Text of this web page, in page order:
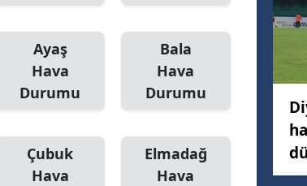
Ayaş
Hava
Durumu
Bala
Hava
Durumu
Çubuk
Hava
Elmadağ
Hava